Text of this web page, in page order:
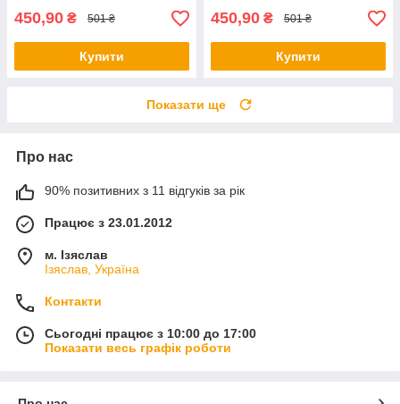
450,90 ₴ 501 ₴
Купити
450,90 ₴ 501 ₴
Купити
Показати ще
Про нас
90% позитивних з 11 відгуків за рік
Працює з 23.01.2012
м. Ізяслав
Ізяслав, Україна
Контакти
Сьогодні працює з 10:00 до 17:00
Показати весь графік роботи